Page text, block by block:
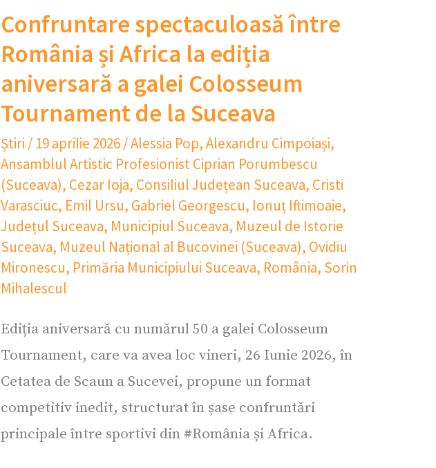
Confruntare spectaculoasă între
România și Africa la ediția
aniversară a galei Colosseum
Tournament de la Suceava
Știri / 19 aprilie 2026/Alessia Pop,Alexandru Cimpoiași,
Ansamblul Artistic Profesionist Ciprian Porumbescu
(Suceava), Cezar Ioja, Consiliul Județean Suceava, Cristi
Varasciuc, Emil Ursu, Gabriel Georgescu, Ionuț Iftimoaie,
Județul Suceava, Municipiul Suceava, Muzeul de Istorie
Suceava, Muzeul Național al Bucovinei (Suceava), Ovidiu
Mironescu, Primăria Municipiului Suceava, România, Sorin
Mihalescul
Ediția aniversară cu numărul 50 a galei Colosseum
Tournament, care va avea loc vineri, 26 Iunie 2026, în
Cetatea de Scaun a Sucevei, propune un format
competitiv inedit, structurat în șase confruntări
principale între sportivi din #România și Africa.